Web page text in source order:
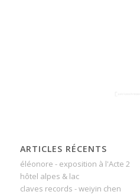
ARTICLES RÉCENTS
éléonore - exposition à l'Acte 2
hôtel alpes & lac
claves records - weiyin chen